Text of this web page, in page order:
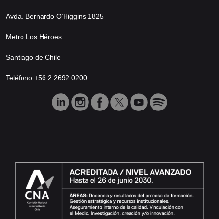
Avda. Bernardo O’Higgins 1825
Metro Los Héroes
Santiago de Chile
Teléfono +56 2 2692 0200